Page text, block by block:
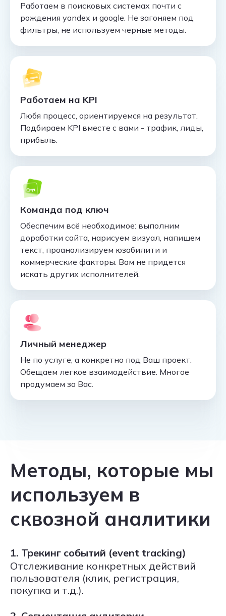
Работаем в поисковых системах почти с
рождения yandex и google. Не загоняем под
фильтры, не используем черные методы.
Работаем на KPI
Любя процесс, ориентируемся на результат.
Подбираем KPI вместе с вами - трафик, лиды,
прибыль.
Команда под ключ
Обеспечим всё необходимое: выполним
доработки сайта, нарисуем визуал, напишем
текст, проанализируем юзабилити и
коммерческие факторы. Вам не придется
искать других исполнителей.
Личный менеджер
Не по услуге, а конкретно под Ваш проект.
Обещаем легкое взаимодействие. Многое
продумаем за Вас.
Методы, которые мы
используем в
сквозной аналитики
1. Трекинг событий (event tracking)
Отслеживание конкретных действий
пользователя (клик, регистрация,
покупка и т.д.).